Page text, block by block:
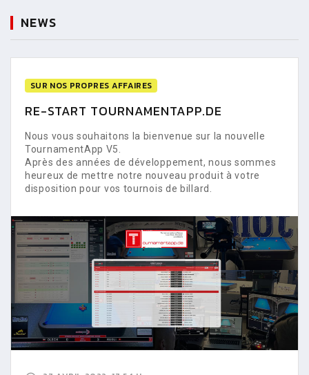
NEWS
SUR NOS PROPRES AFFAIRES
RE-START TOURNAMENTAPP.DE
Nous vous souhaitons la bienvenue sur la nouvelle
TournamentApp V5.
Après des années de développement, nous sommes
heureux de mettre notre nouveau produit à votre
disposition pour vos tournois de billard.